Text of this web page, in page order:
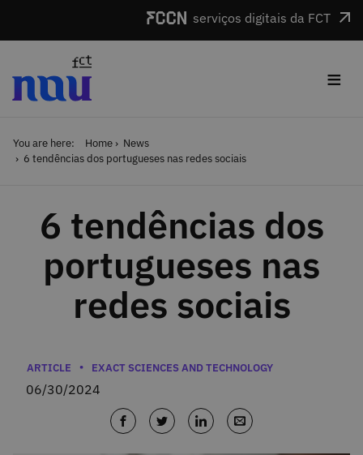
serviços digitais da FCT
≡
You are here: Home
News
6 tendências dos portugueses nas redes sociais
6 tendências dos
portugueses nas
redes sociais
Categories
ARTICLE EXACT SCIENCES AND TECHNOLOGY
06/30/2024